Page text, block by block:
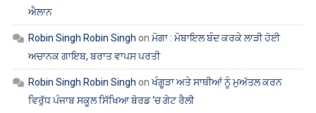
ਐਲਾਨ
Robin Singh Robin Singh on ਮੋਗਾ : ਮੋਬਾਇਲ ਬੰਦ ਕਰਕੇ ਲਾੜੀ ਹੋਈ
ਅਚਾਨਕ ਗਾਇਬ, ਬਰਾਤ ਵਾਪਸ ਪਰਤੀ
Robin Singh Robin Singh onਖੰਗੂੜਾ ਅਤੇ ਸਾਥੀਆਂ ਨੂੰ ਮੁਅੱਤਲ ਕਰਨ
ਵਿਰੁੱਧ ਪੰਜਾਬ ਸਕੂਲ ਸਿੱਖਿਆ ਬੋਰਡ ‘ਚ ਗੇਟ ਰੈਲੀ